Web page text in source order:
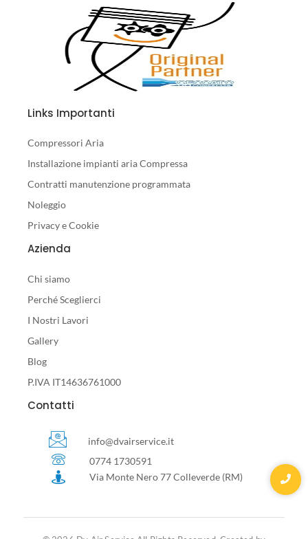
Links Importanti
Compressori Aria
Installazione impianti aria Compressa
Contratti manutenzione programmata
Noleggio
Privacy e Cookie
Azienda
Chi siamo
Perché Sceglierci
I Nostri Lavori
Gallery
Blog
P.IVA IT14636761000
Contatti
info@dvairservice.it
0774 1730591
Via Monte Nero 77 Colleverde (RM)